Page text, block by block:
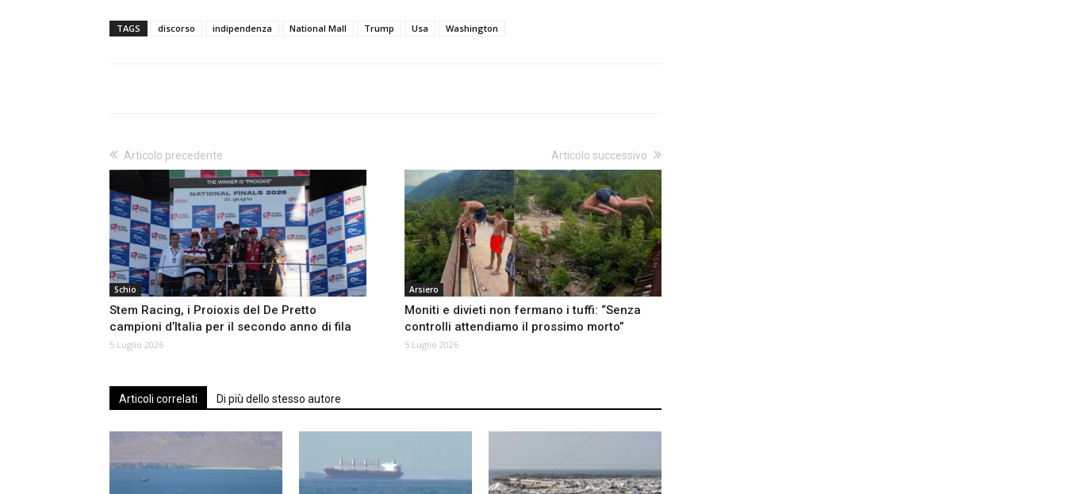
TAGS discorso indipendenza National Mall Trump Usa Washington
Articolo precedente
Schio
Stem Racing, i Proioxis del De Pretto
campioni d’Italia per il secondo anno di fila
5 Luglio 2026
Articolo successivo
Arsiero
Moniti e divieti non fermano i tuffi: “Senza
controlli attendiamo il prossimo morto”
5 Luglio 2026
Articoli correlati Di più dello stesso autore